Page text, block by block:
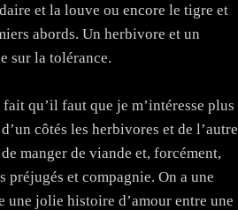
et la louve ou encore le tigre et
abords. Un herbivore et un
sur la tolérance.
qu’il faut que je m’intéresse plus
côtés les herbivores et de l’autre
manger de viande et, forcément,
et compagnie. On a une
jolie histoire d’amour entre une